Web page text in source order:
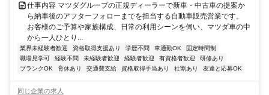
仕事内容 マツダグループの正規ディーラーで新車・中古車の提案か
ら納車後のアフターフォローまでを担当する自動車販売営業です。
お客様のご予算や家族構成、日常の利用シーンを伺い、マツダ車の中
から一人ひとり...
業界未経験者歓迎 資格取得支援あり 学歴不問 車通勤OK
固定時間制
職場見学可
経験不問 未経験者歓迎 経験者歓迎 有資格者歓迎
研修あり
ブランクOK
育休あり 交通費支給 資格取得手当あり 社割あり 友達と応募OK
同じ企業の求人